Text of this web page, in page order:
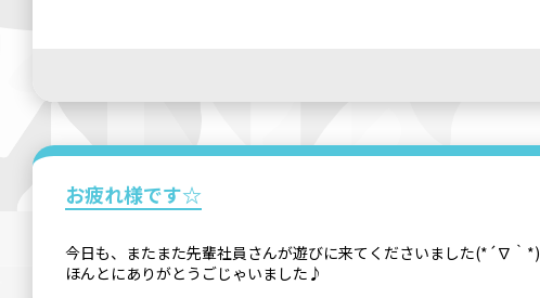
お疲れ様です☆
今日も、またまた先輩社員さんが遊びに来てくださいました(*´∇｀*)
ほんとにありがとうごじゃいました♪